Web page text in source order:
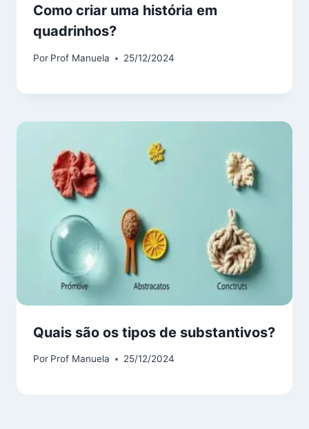
Como criar uma história em
quadrinhos?
Por Prof Manuela 25/12/2024
Quais são os tipos de substantivos?
Por Prof Manuela 25/12/2024